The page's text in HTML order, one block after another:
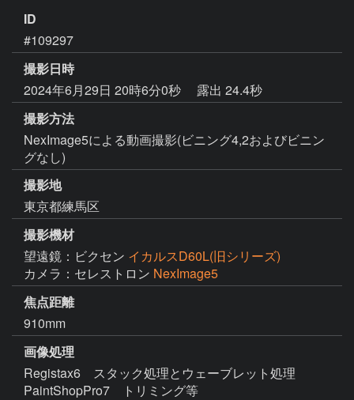
ID
#109297
撮影日時
2024年6月29日 20時6分0秒
露出 24.4秒
撮影方法
NexImage5による動画撮影(ビニング4,2およびビニン
グなし)
撮影地
東京都練馬区
撮影機材
望遠鏡：ビクセン イカルスD60L(旧シリーズ)
カメラ：セレストロン NexImage5
焦点距離
910mm
画像処理
Registax6　スタック処理とウェーブレット処理
PaintShopPro7　トリミング等